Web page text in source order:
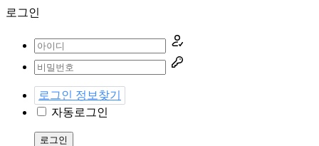
로그인
로그인 정보찾기
자동로그인
로그인